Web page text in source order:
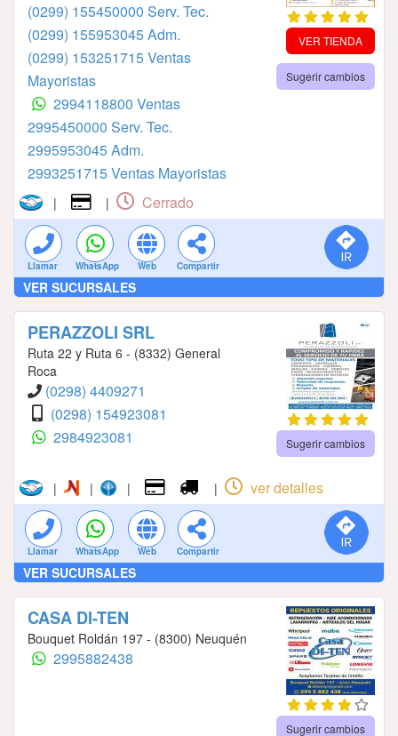
(0299) 155450000 Serv. Tec.
(0299) 155953045 Adm.
(0299) 153251715 Ventas
Mayoristas
2994118800 Ventas
2995450000 Serv. Tec.
2995953045 Adm.
2993251715 Ventas Mayoristas
VER TIENDA
Sugerir cambios
| | Cerrado
Llamar WhatsApp Web Compartir
VER SUCURSALES
PERAZZOLI SRL
Ruta 22 y Ruta 6 - (8332) General
Roca
(0298) 4409271
(0298) 154923081
2984923081
Sugerir cambios
| | | | ver detalles
Llamar WhatsApp Web Compartir
VER SUCURSALES
CASA DI-TEN
Bouquet Roldán 197 - (8300) Neuquén
2995882438
Sugerir cambios